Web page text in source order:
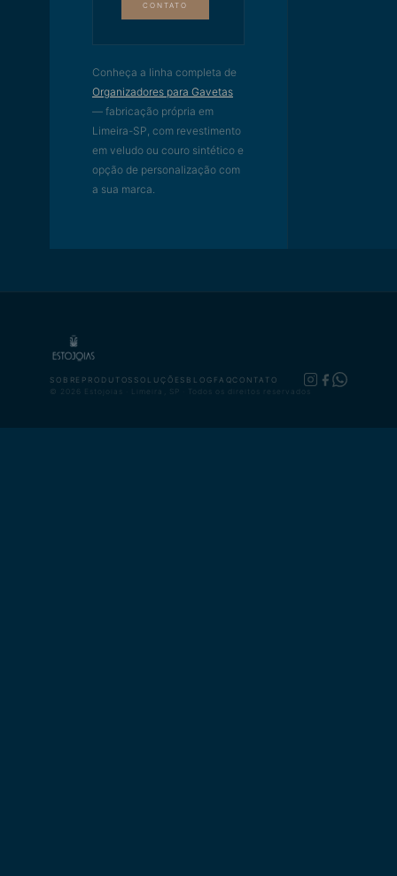
CONTATO
Conheça a linha completa de
Organizadores para Gavetas
— fabricação própria em
Limeira-SP, com revestimento
em veludo ou couro sintético e
opção de personalização com
a sua marca.
SOBRE PRODUTOS SOLUÇÕES BLOG FAQCONTATO
© 2026 Estojoias · Limeira, SP · Todos os direitos reservados